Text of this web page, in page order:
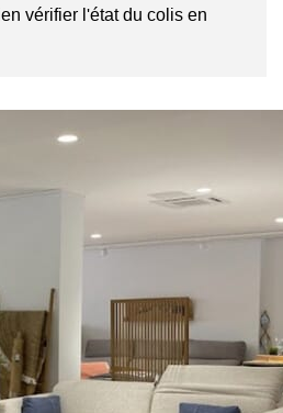
vérifier l'état du colis en